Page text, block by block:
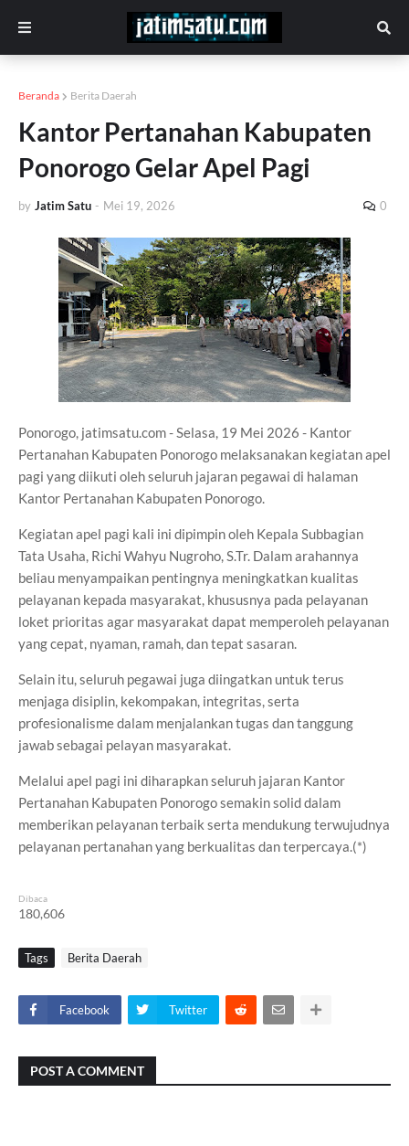
Beranda Berita Daerah
Kantor Pertanahan Kabupaten
Ponorogo Gelar Apel Pagi
by Jatim Satu - Mei 19, 2026 0
Ponorogo, jatimsatu.com - Selasa, 19 Mei 2026 - Kantor
Pertanahan Kabupaten Ponorogo melaksanakan kegiatan apel
pagi yang diikuti oleh seluruh jajaran pegawai di halaman
Kantor Pertanahan Kabupaten Ponorogo.
Kegiatan apel pagi kali ini dipimpin oleh Kepala Subbagian
Tata Usaha, Richi Wahyu Nugroho, S.Tr. Dalam arahannya
beliau menyampaikan pentingnya meningkatkan kualitas
pelayanan kepada masyarakat, khususnya pada pelayanan
loket prioritas agar masyarakat dapat memperoleh pelayanan
yang cepat, nyaman, ramah, dan tepat sasaran.
Selain itu, seluruh pegawai juga diingatkan untuk terus
menjaga disiplin, kekompakan, integritas, serta
profesionalisme dalam menjalankan tugas dan tanggung
jawab sebagai pelayan masyarakat.
Melalui apel pagi ini diharapkan seluruh jajaran Kantor
Pertanahan Kabupaten Ponorogo semakin solid dalam
memberikan pelayanan terbaik serta mendukung terwujudnya
pelayanan pertanahan yang berkualitas dan terpercaya.(*)
Dibaca
180,606
Tags Berita Daerah
Facebook Twitter
POST A COMMENT